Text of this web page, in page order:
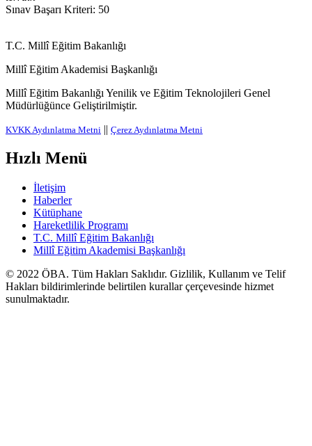
Sınav Başarı Kriteri: 50
T.C. Millî Eğitim Bakanlığı
Millî Eğitim Akademisi Başkanlığı
Millî Eğitim Bakanlığı Yenilik ve Eğitim Teknolojileri Genel
Müdürlüğünce Geliştirilmiştir.
KVKK Aydınlatma Metni || Çerez Aydınlatma Metni
Hızlı Menü
İletişim
Haberler
Kütüphane
Hareketlilik Programı
T.C. Millî Eğitim Bakanlığı
Millî Eğitim Akademisi Başkanlığı
© 2022 ÖBA. Tüm Hakları Saklıdır. Gizlilik, Kullanım ve Telif
Hakları bildirimlerinde belirtilen kurallar çerçevesinde hizmet
sunulmaktadır.